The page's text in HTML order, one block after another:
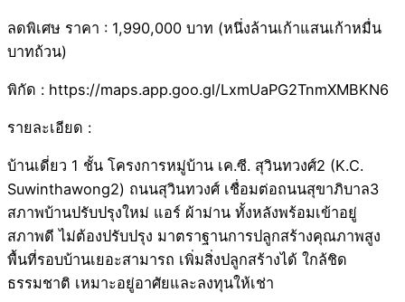
ลดพิเศษ ราคา : 1,990,000 บาท (หนึ่งล้านเก้าแสนเก้าหมื่น
บาทถ้วน)
พิกัด : https://maps.app.goo.gl/LxmUaPG2TnmXMBKN6
รายละเอียด :
บ้านเดี่ยว 1 ชั้น โครงการหมู่บ้าน เค.ซี. สุวินทวงศ์2 (K.C.
Suwinthawong2) ถนนสุวินทวงศ์ เชื่อมต่อถนนสุขาภิบาล3
สภาพบ้านปรับปรุงใหม่ แอร์ ผ้าม่าน ทั้งหลังพร้อมเข้าอยู่
สภาพดี ไม่ต้องปรับปรุง มาตราฐานการปลูกสร้างคุณภาพสูง
พื้นที่รอบบ้านเยอะสามารถ เพิ่มสิ่งปลูกสร้างได้ ใกล้ชิด
ธรรมชาติ เหมาะอยู่อาศัยและลงทุนให้เช่า